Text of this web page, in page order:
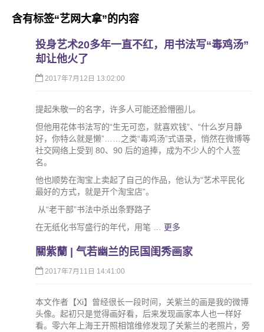
含有标签“艺网大拿”的内容
投身艺术20多年一直不红，用书法写“毒鸡汤”
却让他火了
2017年7月12日 13:02:00
提起朱敬一的名字，许多人可能还脸懵圈儿。
但他用花体书法写的“生无可恋，就喜欢钱”、“什么岁月静
好，你特么就是懒”……之类“毒鸡汤”式语录，悄然在微博等
社交网络上受到 80、90 后的追捧，成为不少人的个人签
名。
他也顺势在淘宝上卖起了自己的作品，他认为“艺术平民化
最好的方式，就是开个淘宝店”。
​ 从“老干部”书法中杀出条野路子
在无纸化书写盛行的年代，用笔 … 更多
關紫蘭 | 气若幽兰的民国闺秀画家
2017年7月11日 14:41:00
本文作者【Xi】曾经很长一段时间，关紫兰的画是我的微博
头像。起初只是觉得画好看，后来发现画家本人也一样好
看。零六年上海王开照相馆维修发现了关紫兰的老照片，旁